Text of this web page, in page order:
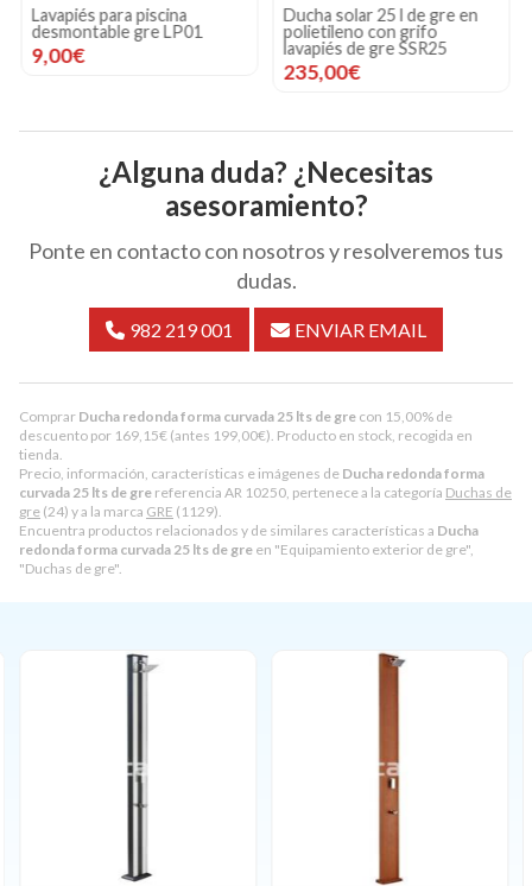
Comprar Ducha redonda forma curvada 25 lts de gre con 15,00% de
descuento por 169,15€ (antes 199,00€). Producto en stock, recogida en
tienda.
Precio, información, características e imágenes de Ducha redonda forma
curvada 25 lts de gre referencia AR 10250, pertenece a la categoría Duchas de
gre (24) y a la marca GRE (1129).
Encuentra productos relacionados y de similares características a Ducha
redonda forma curvada 25 lts de gre en "Equipamiento exterior de gre",
"Duchas de gre".
Lavapiés para piscina
desmontable gre LP01
9,00€
Ducha solar 25 l de gre en
polietileno con grifo
lavapiés de gre SSR25
235,00€
¿Alguna duda? ¿Necesitas
asesoramiento?
Ponte en contacto con nosotros y resolveremos tus
dudas.
982 219 001 ENVIAR EMAIL